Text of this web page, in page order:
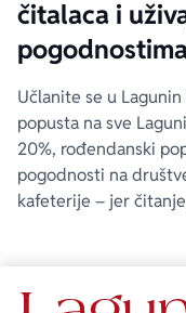
čitalaca i
Učlanite se u
popusta na sve
20%, rođendanski
pogodnosti na
kafeterije – jer